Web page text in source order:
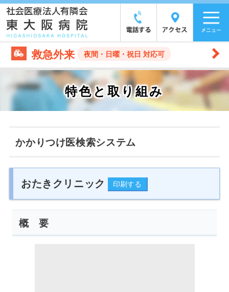
救急外来 夜間・日曜・祝日 対応可
特色と取り組み
かかりつけ医検索システム
おたきクリニック
概 要